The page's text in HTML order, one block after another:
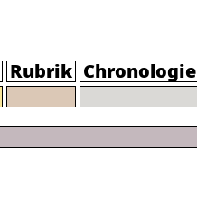
Rubrik Chronologie